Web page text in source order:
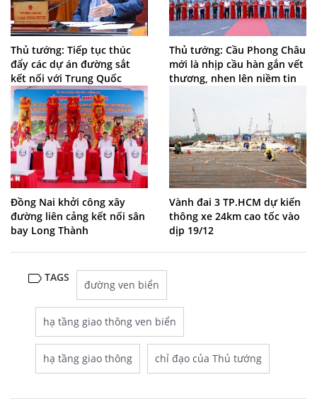
Thủ tướng: Tiếp tục thúc
đẩy các dự án đường sắt
kết nối với Trung Quốc
Thủ tướng: Cầu Phong Châu
mới là nhịp cầu hàn gắn vết
thương, nhen lên niềm tin
Đồng Nai khởi công xây
đường liên cảng kết nối sân
bay Long Thành
Vành đai 3 TP.HCM dự kiến
thông xe 24km cao tốc vào
dịp 19/12
TAGS
đường ven biển
hạ tầng giao thông ven biển
hạ tầng giao thông chỉ đạo của Thủ tướng